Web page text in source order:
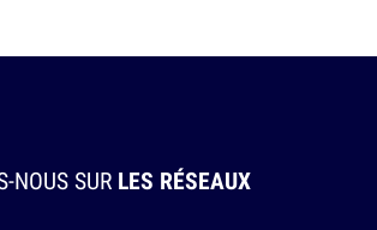
NOUS SUR LES RÉSEAUX